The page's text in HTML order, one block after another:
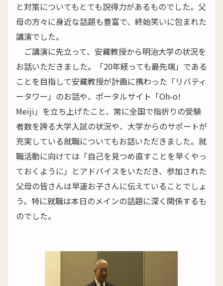
と対策についてもとても説得力があるものでした。父
母の方々に身近な話題も豊富で、終始笑いに包まれた
講演でした。
ご講演に先立って、安藏教授から明治大学の状況を
お話いただきました。「20年経っても最先端」である
ことを目指して安藏教授が計画に携わった「リバティ
ータワー」のお話や、ポータルサイト「Oh-o!
Meiji」を立ち上げたこと、常に全国で指折りの受験
者数を誇る大学入試の状況や、大学からのサポートが
充実している就職についてもお話いただきました。就
職活動に向けては「自己を見つめ直すことを早くやっ
ておくように」とアドバイスをいただき、参加された
父母の皆さんは早速お子さんに伝えていることでしょ
う。特に就職は本日のメインの話題に深く関係するも
のでした。